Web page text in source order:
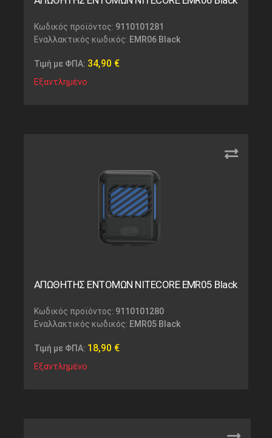
Κωδικός προϊόντος: 9110101281
Εναλλακτικός κωδικός: EMR06 Black
Τιμή με ΦΠΑ: 34,90 €
Εξαντλημένο
ΑΠΩΘΗΤΗΣ ΕΝΤΟΜΩΝ NITECORE EMR05 Black
Κωδικός προϊόντος: 9110101280
Εναλλακτικός κωδικός: EMR05 Black
Τιμή με ΦΠΑ: 18,90 €
Εξαντλημένο